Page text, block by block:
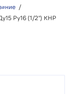
/
Ру16 (1/2") КНР